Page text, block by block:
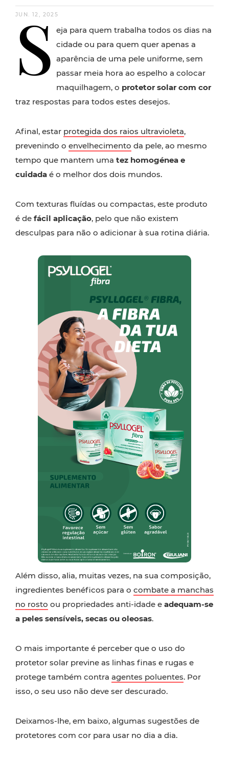
JUN. 12, 2025
S eja para quem trabalha todos os dias na
cidade ou para quem quer apenas a
aparência de uma pele uniforme, sem
passar meia hora ao espelho a colocar
maquilhagem, o protetor solar com cor
traz respostas para todos estes desejos.
Afinal, estar protegida dos raios ultravioleta,
prevenindo o envelhecimento da pele, ao mesmo
tempo que mantem uma tez homogénea e
cuidada é o melhor dos dois mundos.
Com texturas fluídas ou compactas, este produto
é de fácil aplicação, pelo que não existem
desculpas para não o adicionar à sua rotina diária.
Além disso, alia, muitas vezes, na sua composição,
ingredientes benéficos para o combate a manchas
no rosto ou propriedades anti-idade e adequam-se
a peles sensíveis, secas ou oleosas.
O mais importante é perceber que o uso do
protetor solar previne as linhas finas e rugas e
protege também contra agentes poluentes. Por
isso, o seu uso não deve ser descurado.
Deixamos-lhe, em baixo, algumas sugestões de
protetores com cor para usar no dia a dia.